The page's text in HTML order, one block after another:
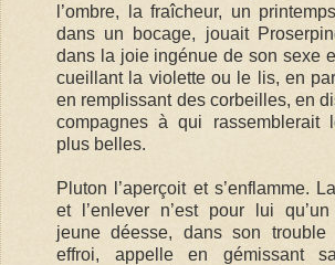
l’ombre, la fraîcheur, un
dans un bocage, jouait
dans la joie ingénue de son sexe
cueillant la violette ou le lis, en
en remplissant des corbeilles, en
compagnes à qui rassemblerait
plus belles.
Pluton l’aperçoit et s’enflamme.
et l’enlever n’est pour lui
jeune déesse, dans son
effroi, appelle en gémissant